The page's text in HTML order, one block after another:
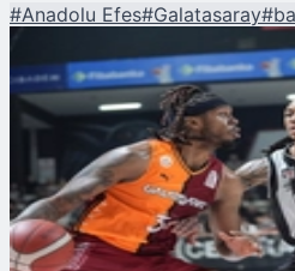
#Anadolu Efes#Galatasaray#
Şu An Okunan
Basketbol Süper Ligi Play-Off: Yarı
Beşiktaş'ın!